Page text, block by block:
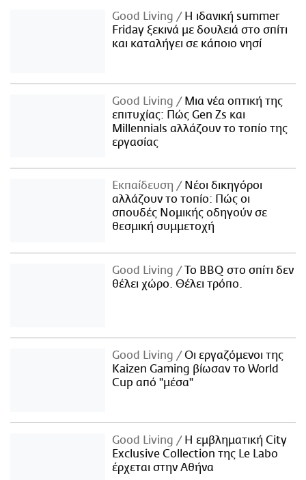
Good Living
Η ιδανική summer
Friday ξεκινά με δουλειά στο σπίτι
και καταλήγει σε κάποιο νησί
Good Living
Μια νέα οπτική της
επιτυχίας: Πώς Gen Zs και
Millennials αλλάζουν το τοπίο της
εργασίας
Εκπαίδευση
Νέοι δικηγόροι
αλλάζουν το τοπίο: Πώς οι
σπουδές Νομικής οδηγούν σε
θεσμική συμμετοχή
Good Living
Το BBQ στο σπίτι δεν
θέλει χώρο. Θέλει τρόπο.
Good Living
Οι εργαζόμενοι της
Kaizen Gaming βίωσαν το World
Cup από "μέσα"
Good Living
Η εμβληματική City
Exclusive Collection της Le Labo
έρχεται στην Αθήνα